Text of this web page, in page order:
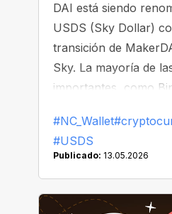
DAI está siendo
USDS (Sky Dollar)
transición de
Sky. La mayoría de
importantes, como
DAI de sus listados.
#NC_Wallet
#USDS
Publicado: 13.05.2026